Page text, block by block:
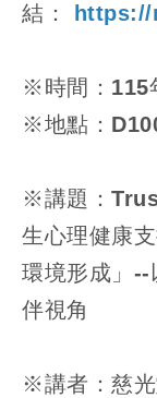
結：
※時間：115
※地點：
※講題：
生心理健康
環境形成」--
伴視角
※講者：慈